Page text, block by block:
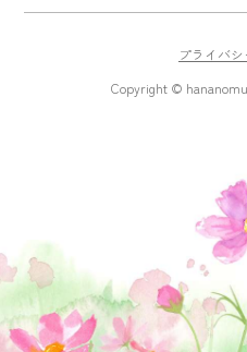
プライバ
Copyright ©